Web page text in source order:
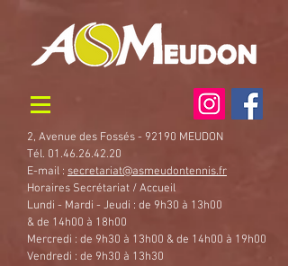
2, Avenue des Fossés - 92190 MEUDON
Tél. 01.46.26.42.20
E-mail : secretariat@asmeudontennis.fr
Horaires Secrétariat / Accueil
Lundi - Mardi - Jeudi : de 9h30 à 13h00
& de 14h00 à 18h00
Mercredi : de 9h30 à 13h00 & de 14h00 à 19h00
Vendredi : de 9h30 à 13h30